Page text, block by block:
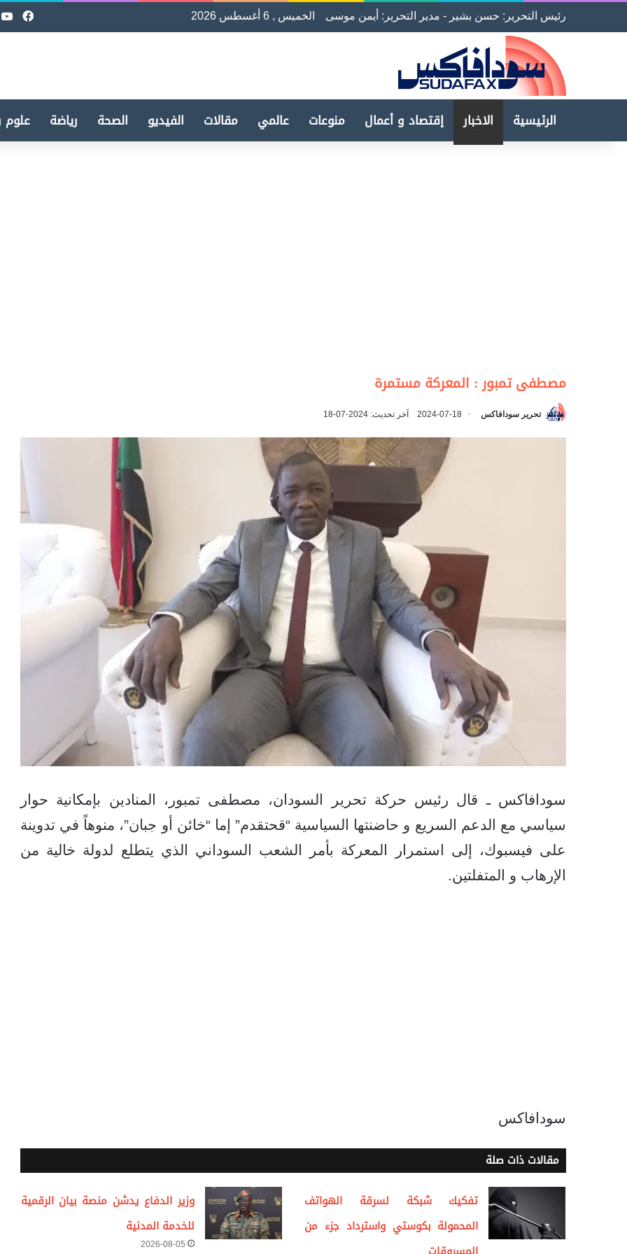
رئيس التحرير: حسن بشير - مدير التحرير: أيمن موسى الخميس , 6 أغسطس 2026
الرئيسية الاخبار إقتصاد و أعمال منوعات عالمي مقالات الفيديو الصحة رياضة علوم
مصطفى تمبور : المعركة مستمرة
تحرير سودافاكس 2024-07-18 آخر تحديث: 2024-07-18
سودافاكس ـ قال رئيس حركة تحرير السودان، مصطفى تمبور، المنادين بإمكانية حوار
سياسي مع الدعم السريع و حاضنتها السياسية “قحتقدم” إما “خائن أو جبان”، منوهاً في تدوينة
على فيسبوك، إلى استمرار المعركة بأمر الشعب السوداني الذي يتطلع لدولة خالية من
الإرهاب و المتفلتين.
سودافاكس
مقالات ذات صلة
تفكيك شبكة لسرقة الهواتف
المحمولة بكوستي واسترداد جزء من
وزير الدفاع يدشن منصة بيان الرقمية
للخدمة المدنية
2026-08-05